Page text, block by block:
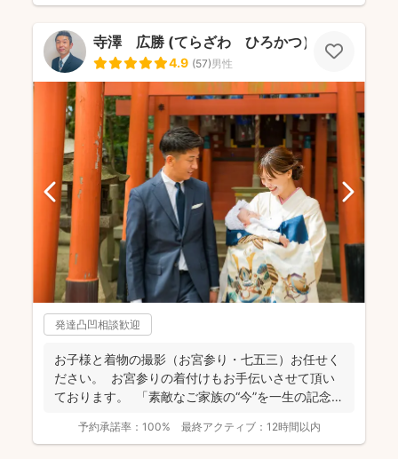
寺澤 広勝 (てらざわ ひろかつ）
4.9 (57)男性
発達凸凹相談歓迎
お子様と着物の撮影（お宮参り・七五三）お任せく
ださい。 お宮参りの着付けもお手伝いさせて頂い
ております。 「素敵なご家族の“今”を一生の記念
予約承諾率： 100% 最終アクティブ： 12時間以内